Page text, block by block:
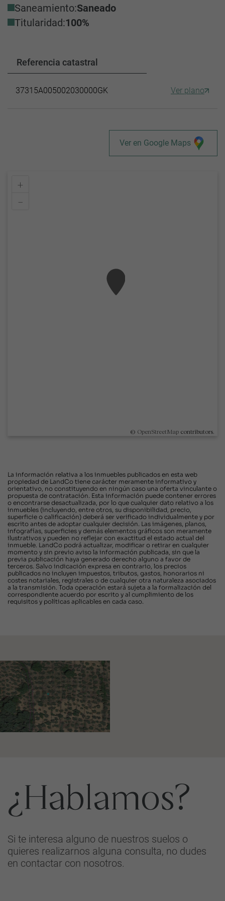
Saneamiento:Saneado
Titularidad:100%
Referencia catastral
37315A005002030000GK Ver plano
Ver en Google Maps
+
–
© OpenStreetMap contributors.
La información relativa a los inmuebles publicados en esta web
propiedad de LandCo tiene carácter meramente informativo y
orientativo, no constituyendo en ningún caso una oferta vinculante o
propuesta de contratación. Esta información puede contener errores
o encontrarse desactualizada, por lo que cualquier dato relativo a los
inmuebles (incluyendo, entre otros, su disponibilidad, precio,
superficie o calificación) deberá ser verificado individualmente y por
escrito antes de adoptar cualquier decisión. Las imágenes, planos,
infografías, superficies y demás elementos gráficos son meramente
ilustrativos y pueden no reflejar con exactitud el estado actual del
inmueble. LandCo podrá actualizar, modificar o retirar en cualquier
momento y sin previo aviso la información publicada, sin que la
previa publicación haya generado derecho alguno a favor de
terceros. Salvo indicación expresa en contrario, los precios
publicados no incluyen impuestos, tributos, gastos, honorarios ni
costes notariales, registrales o de cualquier otra naturaleza asociados
a la transmisión. Toda operación estará sujeta a la formalización del
correspondiente acuerdo por escrito y al cumplimiento de los
requisitos y políticas aplicables en cada caso.
¿Hablamos?
Si te interesa alguno de nuestros suelos o
quieres realizarnos alguna consulta, no dudes
en contactar con nosotros.